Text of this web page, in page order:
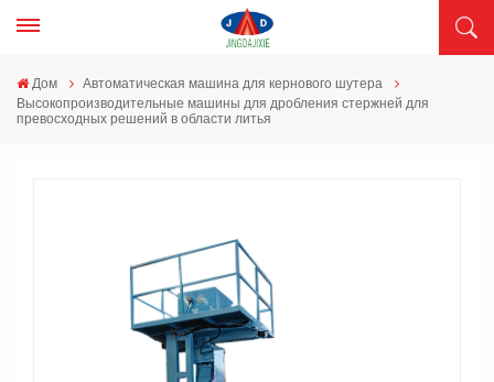
Дом
Автоматическая машина для кернового шутера
Высокопроизводительные машины для дробления стержней для
превосходных решений в области литья